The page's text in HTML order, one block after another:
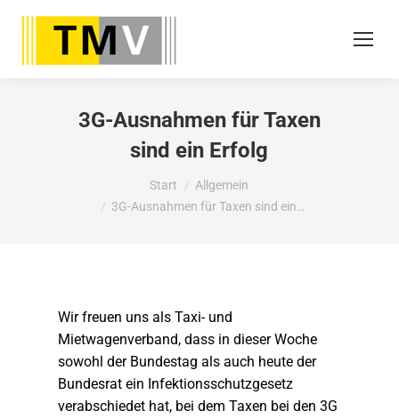
3G-Ausnahmen für Taxen
sind ein Erfolg
Sie befinden sich hier:
Start
Allgemein
3G-Ausnahmen für Taxen sind ein…
Wir freuen uns als Taxi- und
Mietwagenverband, dass in dieser Woche
sowohl der Bundestag als auch heute der
Bundesrat ein Infektionsschutzgesetz
verabschiedet hat, bei dem Taxen bei den 3G